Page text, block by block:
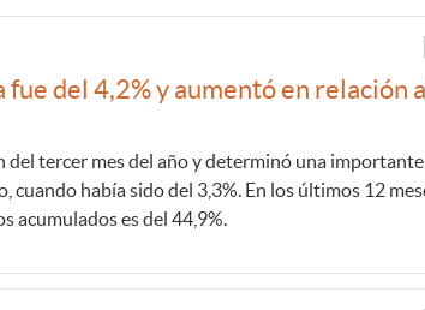
fue del 4,2% y aumentó en relación
del tercer mes del año y determinó una
cuando había sido del 3,3%. En los últimos 12
acumulados es del 44,9%.